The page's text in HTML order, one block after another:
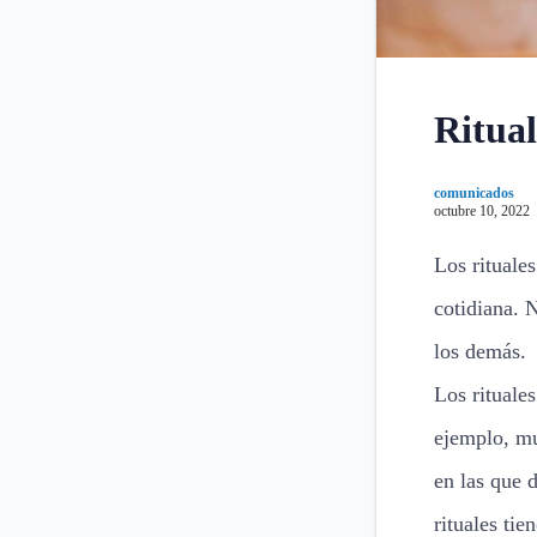
comunicados
octubre 10, 2022
Los
cotidiana.
los demás.
Los
ejemplo,
en las que
rituales